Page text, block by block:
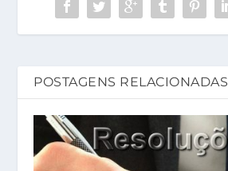
POSTAGENS RELACIONADAS